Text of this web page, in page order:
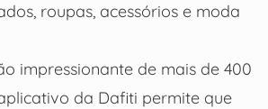
roupas, acessórios e moda
impressionante de mais de 400
da Dafiti permite que